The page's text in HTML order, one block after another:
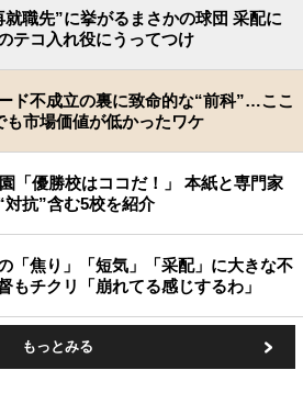
就職先”に挙がるまさかの球団 采配に
テコ入れ役にうってつけ
ド不成立の裏に致命的な“前科”…ここ
も市場価値が低かったワケ
「優勝校はココだ！」 本紙と専門家
対抗”含む5校を紹介
「焦り」「短気」「采配」に大きな不
もチクリ「崩れてる感じするわ」
もっとみる